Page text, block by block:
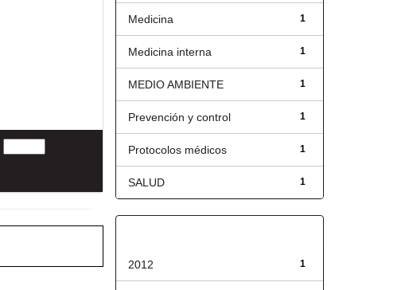
1
Medicina
1
Medicina interna
1
MEDIO AMBIENTE
1
Prevención y control
1
Protocolos médicos
1
SALUD
1
2012